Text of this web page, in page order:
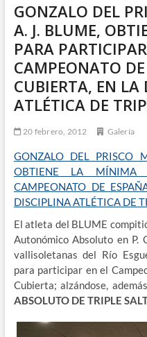
GONZALO DEL
A. J. BLUME,
PARA
CAMPEONATO
CUBIERTA, EN LA
ATLÉTICA DE
20 febrero, 2012 Galería
GONZALO DEL PRISCO
OBTIENE LA MÍNIMA
CAMPEONATO DE
DISCIPLINA ATLÉTICA DE
El atleta del BLUME
Autonómico Absoluto en P.
vallisoletanas del Río
para participar en el
Cubierta; alzándose,
ABSOLUTO DE TRIPLE